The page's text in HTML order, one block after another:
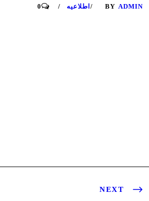
BY ADMIN اطلاعیه 0
NEXT